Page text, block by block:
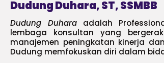
Dudung Duhara, ST, SSMBB
Dudung Duharaadalah
lembaga konsultan yang
manajemen peningkatan kinerja
Dudung memfokuskan diri dalam